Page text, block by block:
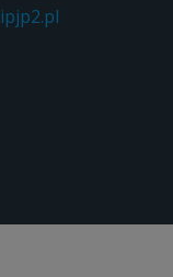
ipjp2.pl